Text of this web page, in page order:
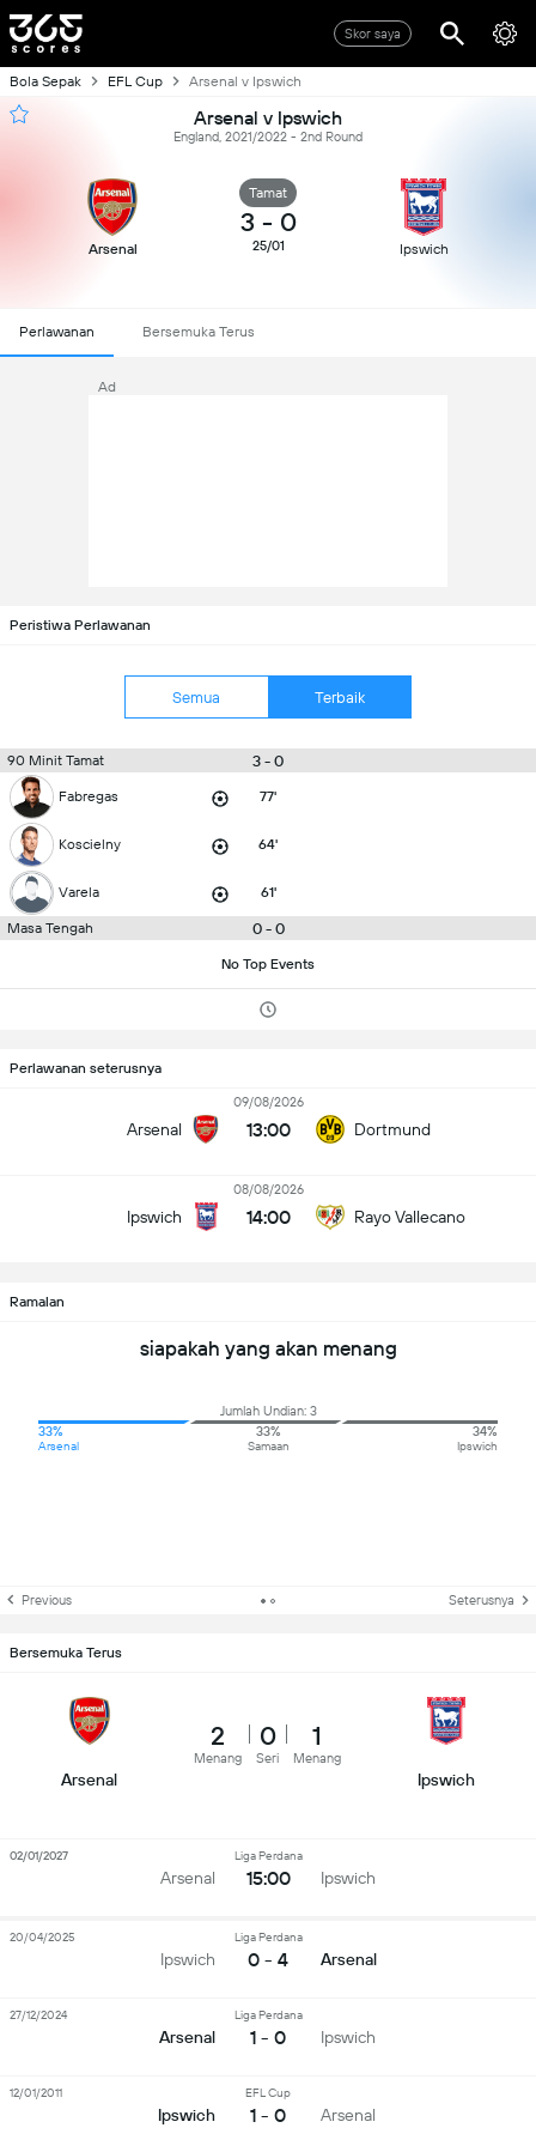
Skor saya
Bola Sepak EFL Cup Arsenal v Ipswich
Arsenal v Ipswich
England, 2021/2022 - 2nd Round
Arsenal
Tamat
3 - 0
25/01 Ipswich
Perlawanan Bersemuka Terus
Ad
Peristiwa Perlawanan
Semua Terbaik
90 Minit Tamat 3 - 0
Fabregas 77'
Koscielny 64'
Varela 61'
Masa Tengah 0 - 0
No Top Events
Perlawanan seterusnya
Arsenal
09/08/2026
13:00 Dortmund
Ipswich
08/08/2026
14:00 Rayo Vallecano
Ramalan
siapakah yang akan menang
Jumlah Undian: 3
33%
Arsenal
33%
Samaan
34%
Ipswich
Previous Seterusnya
Bersemuka Terus
Arsenal
2
Menang
0
Seri
1
Menang
Ipswich
Arsenal
Liga Perdana
15:00 Ipswich
02/01/2027
Ipswich
Liga Perdana
0 - 4 Arsenal
20/04/2025
Arsenal
Liga Perdana
1 - 0 Ipswich
27/12/2024
Ipswich
EFL Cup
1 - 0 Arsenal
12/01/2011